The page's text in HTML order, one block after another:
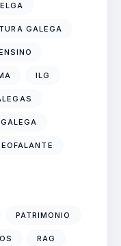
GALEGA
ILG
PATRIMONIO
RAG